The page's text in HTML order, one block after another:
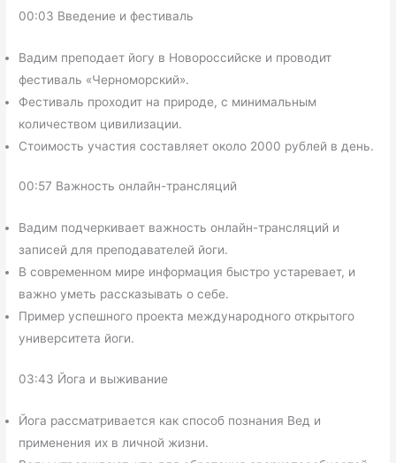
00:03 Введение и фестиваль
Вадим преподает йогу в Новороссийске и проводит
фестиваль «Черноморский».
Фестиваль проходит на природе, с минимальным
количеством цивилизации.
Стоимость участия составляет около 2000 рублей в день.
00:57 Важность онлайн-трансляций
Вадим подчеркивает важность онлайн-трансляций и
записей для преподавателей йоги.
В современном мире информация быстро устаревает, и
важно уметь рассказывать о себе.
Пример успешного проекта международного открытого
университета йоги.
03:43 Йога и выживание
Йога рассматривается как способ познания Вед и
применения их в личной жизни.